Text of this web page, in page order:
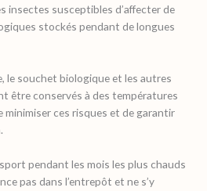
insectes susceptibles d’affecter de
stockés pendant de longues
le souchet biologique et les autres
être conservés à des températures
minimiser ces risques et de garantir
pendant les mois les plus chauds
pas dans l’entrepôt et ne s’y